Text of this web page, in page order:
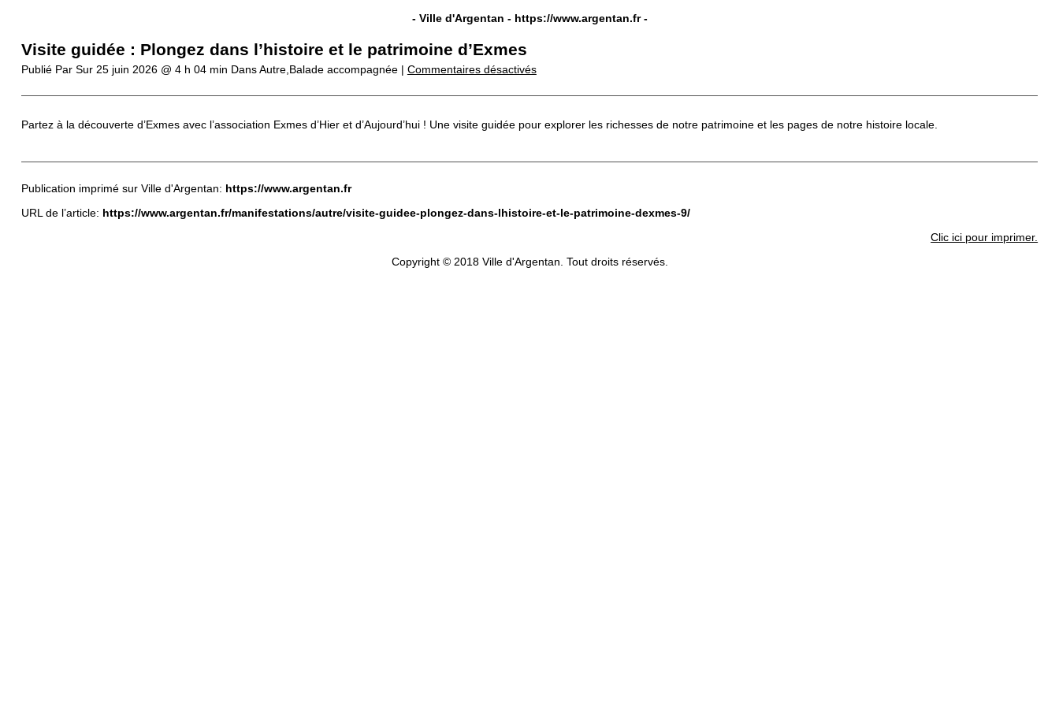
- Ville d'Argentan - https://www.argentan.fr-
Visite guidée : Plongez dans l’histoire et le patrimoine d’Exmes
Publié Par Sur 25 juin 2026 @ 4 h 04 min Dans Autre,Balade accompagnée | Commentaires désactivés
Partez à la découverte d’Exmes avec l’association Exmes d’Hier et d’Aujourd’hui ! Une visite guidée pour explorer les richesses de notre patrimoine et les pages de notre histoire locale.
Publication imprimé sur Ville d'Argentan: https://www.argentan.fr
URL de l’article: https://www.argentan.fr/manifestations/autre/visite-guidee-plongez-dans-lhistoire-et-le-patrimoine-dexmes-9/
Clic ici pour imprimer.
Copyright © 2018 Ville d'Argentan. Tout droits réservés.